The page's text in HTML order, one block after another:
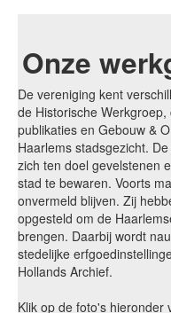
Onze
De vereniging kent
de Historische
publikaties en Gebouw &
Haarlems stadsgezicht.
zich ten doel gevelstenen
stad te bewaren. Voorts
onvermeld blijven. Zij
opgesteld om de
brengen. Daarbij wordt
stedelijke
Hollands Archief.
Klik op de foto's hieronder